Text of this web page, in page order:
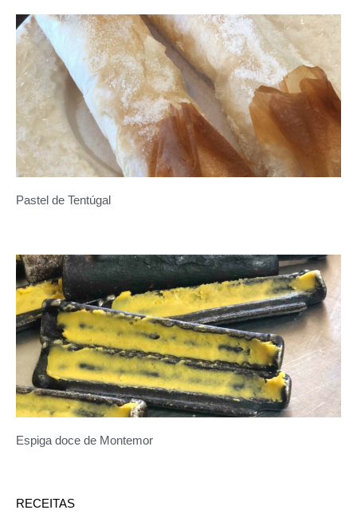
Pastel de Tentúgal
Espiga doce de Montemor
RECEITAS